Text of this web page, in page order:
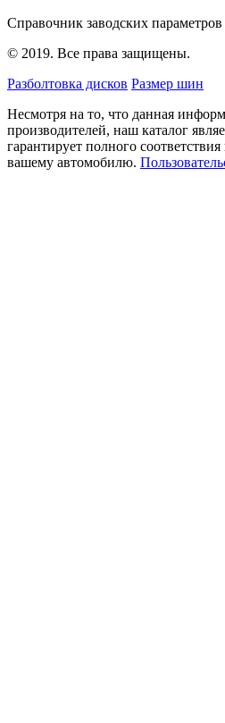
Справочник заводских
© 2019. Все права защищены.
Разболтовка дисков Размер шин
Несмотря на то, что данная
производителей, наш каталог
гарантирует полного
вашему автомобилю.